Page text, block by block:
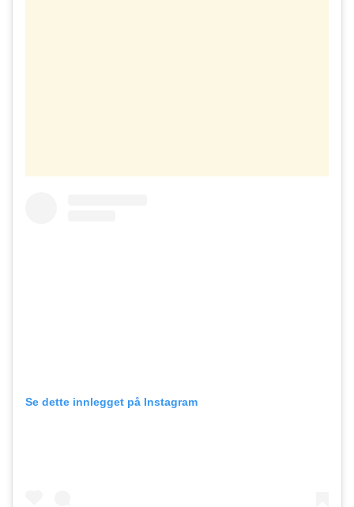
Se dette innlegget på Instagram